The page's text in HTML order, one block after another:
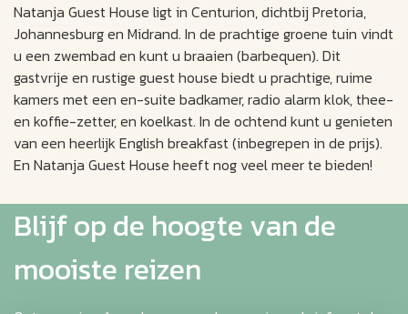
Natanja Guest House ligt in Centurion, dichtbij Pretoria,
Johannesburg en Midrand. In de prachtige groene tuin vindt
u een zwembad en kunt u braaien (barbequen). Dit
gastvrije en rustige guest house biedt u prachtige, ruime
kamers met een en-suite badkamer, radio alarm klok, thee-
en koffie-zetter, en koelkast. In de ochtend kunt u genieten
van een heerlijk English breakfast (inbegrepen in de prijs).
En Natanja Guest House heeft nog veel meer te bieden!
Blijf op de hoogte van de
mooiste reizen